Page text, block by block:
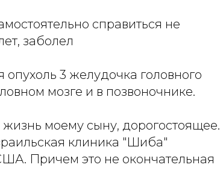
справиться не
заболел
3 желудочка головного
мозге и в позвоночнике.
моему сыну, дорогостоящее.
клиника "Шиба"
Причем это не окончательная